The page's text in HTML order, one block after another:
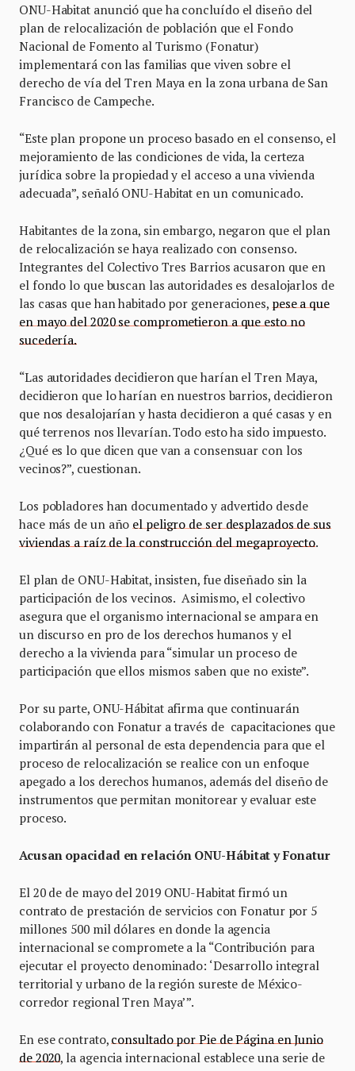
ONU-Habitat anunció que ha concluído el diseño del
plan de relocalización de población que el Fondo
Nacional de Fomento al Turismo (Fonatur)
implementará con las familias que viven sobre el
derecho de vía del Tren Maya en la zona urbana de San
Francisco de Campeche.
“Este plan propone un proceso basado en el consenso, el
mejoramiento de las condiciones de vida, la certeza
jurídica sobre la propiedad y el acceso a una vivienda
adecuada”, señaló ONU-Habitat en un comunicado.
Habitantes de la zona, sin embargo, negaron que el plan
de relocalización se haya realizado con consenso.
Integrantes del Colectivo Tres Barrios acusaron que en
el fondo lo que buscan las autoridades es desalojarlos de
las casas que han habitado por generaciones, pese a que
en mayo del 2020 se comprometieron a que esto no
sucedería.
“Las autoridades decidieron que harían el Tren Maya,
decidieron que lo harían en nuestros barrios, decidieron
que nos desalojarían y hasta decidieron a qué casas y en
qué terrenos nos llevarían. Todo esto ha sido impuesto.
¿Qué es lo que dicen que van a consensuar con los
vecinos?”, cuestionan.
Los pobladores han documentado y advertido desde
hace más de un año el peligro de ser desplazados de sus
viviendas a raíz de la construcción del megaproyecto.
El plan de ONU-Habitat, insisten, fue diseñado sin la
participación de los vecinos. Asimismo, el colectivo
asegura que el organismo internacional se ampara en
un discurso en pro de los derechos humanos y el
derecho a la vivienda para “simular un proceso de
participación que ellos mismos saben que no existe”.
Por su parte, ONU-Hábitat afirma que continuarán
colaborando con Fonatur a través de capacitaciones que
impartirán al personal de esta dependencia para que el
proceso de relocalización se realice con un enfoque
apegado a los derechos humanos, además del diseño de
instrumentos que permitan monitorear y evaluar este
proceso.
Acusan opacidad en relación ONU-Hábitat y Fonatur
El 20 de de mayo del 2019 ONU-Habitat firmó un
contrato de prestación de servicios con Fonatur por 5
millones 500 mil dólares en donde la agencia
internacional se compromete a la “Contribución para
ejecutar el proyecto denominado: ‘Desarrollo integral
territorial y urbano de la región sureste de México-
corredor regional Tren Maya’”.
En ese contrato, consultado por Pie de Página en Junio
de 2020, la agencia internacional establece una serie de